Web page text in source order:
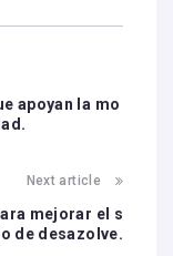
apoyan la mo
Next article
mejorar el s
de desazolve.